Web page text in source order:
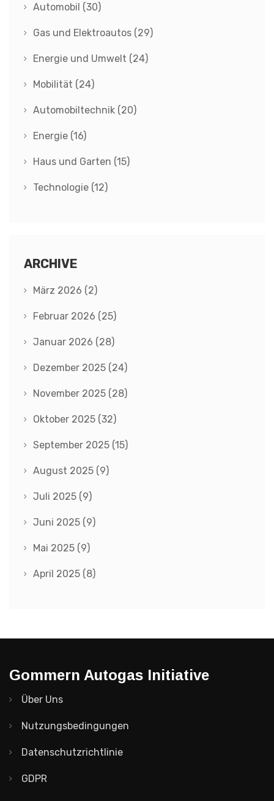
Automobil (30)
Gas und Elektroautos (29)
Energie und Umwelt (24)
Mobilität (24)
Automobiltechnik (20)
Energie (16)
Haus und Garten (15)
Technologie (12)
ARCHIVE
März 2026 (2)
Februar 2026 (25)
Januar 2026 (28)
Dezember 2025 (24)
November 2025 (28)
Oktober 2025 (32)
September 2025 (15)
August 2025 (9)
Juli 2025 (9)
Juni 2025 (9)
Mai 2025 (9)
April 2025 (8)
Gommern Autogas Initiative
Über Uns
Nutzungsbedingungen
Datenschutzrichtlinie
GDPR